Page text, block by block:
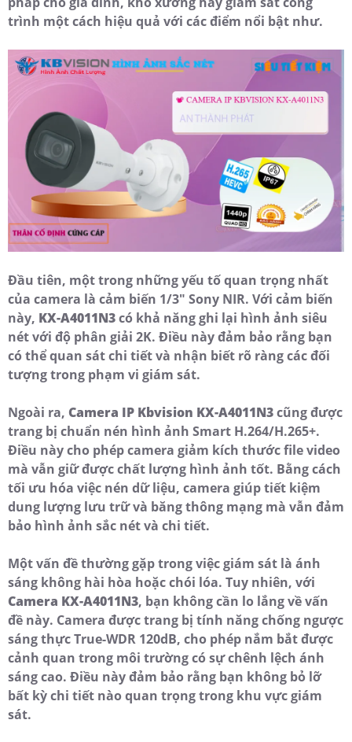
trình một cách hiệu quả với các điểm nổi bật như.
Đầu tiên, một trong những yếu tố quan trọng nhất
của camera là cảm biến 1/3" Sony NIR. Với cảm biến
này, KX-A4011N3có khả năng ghi lại hình ảnh siêu
nét với độ phân giải 2K. Điều này đảm bảo rằng bạn
có thể quan sát chi tiết và nhận biết rõ ràng các đối
tượng trong phạm vi giám sát.
Ngoài ra, Camera IP Kbvision KX-A4011N3cũng được
trang bị chuẩn nén hình ảnh Smart H.264/H.265+.
Điều này cho phép camera giảm kích thước file video
mà vẫn giữ được chất lượng hình ảnh tốt. Bằng cách
tối ưu hóa việc nén dữ liệu, camera giúp tiết kiệm
dung lượng lưu trữ và băng thông mạng mà vẫn đảm
bảo hình ảnh sắc nét và chi tiết.
Một vấn đề thường gặp trong việc giám sát là ánh
sáng không hài hòa hoặc chói lóa. Tuy nhiên, với
Camera KX-A4011N3, bạn không cần lo lắng về vấn
đề này. Camera được trang bị tính năng chống ngược
sáng thực True-WDR 120dB, cho phép nắm bắt được
cảnh quan trong môi trường có sự chênh lệch ánh
sáng cao. Điều này đảm bảo rằng bạn không bỏ lỡ
bất kỳ chi tiết nào quan trọng trong khu vực giám
sát.